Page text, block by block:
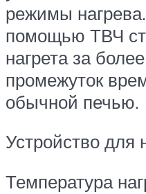
режимы
помощью ТВЧ
нагрета за
промежуток
обычной печью.
Устройство для
Температура